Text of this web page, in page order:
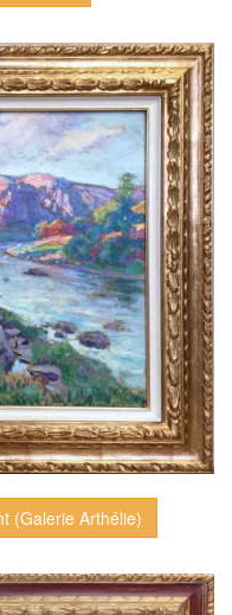
(Galerie Arthélie)